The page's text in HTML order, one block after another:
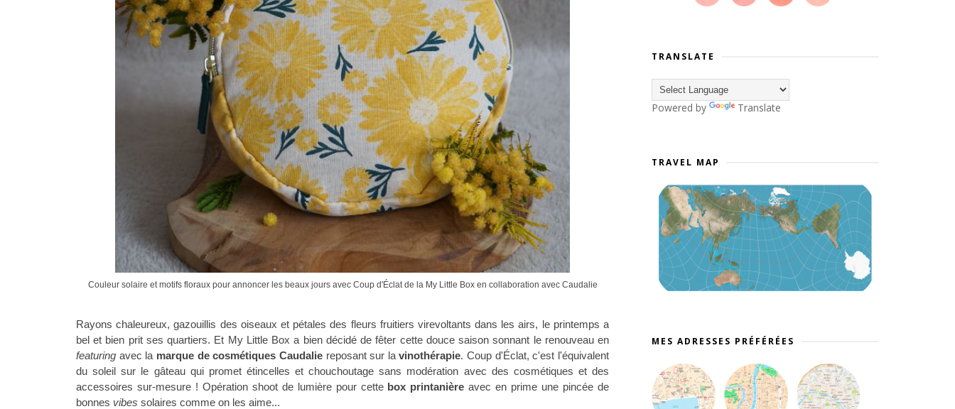
Couleur solaire et motifs floraux pour annoncer les beaux jours avec Coup d'Éclat de la My Little Box en collaboration avec Caudalie
Rayons chaleureux, gazouillis des oiseaux et pétales des fleurs fruitiers virevoltants dans les airs, le printemps a
bel et bien prit ses quartiers. Et My Little Box a bien décidé de fêter cette douce saison sonnant le renouveau en
featuring avec la marque de cosmétiques Caudaliereposant sur lavinothérapie. Coup d'Éclat, c'est l'équivalent
du soleil sur le gâteau qui promet étincelles et chouchoutage sans modération avec des cosmétiques et des
accessoires sur-mesure ! Opération shoot de lumière pour cette box printanière avec en prime une pincée de
bonnes vibes solaires comme on les aime...
TRANSLATE
Powered by Translate
TRAVEL MAP
MES ADRESSES PRÉFÉRÉES